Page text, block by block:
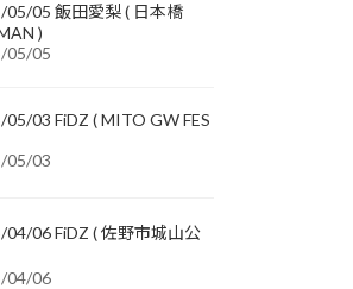
05/05 飯田愛梨 ( 日本橋
)
05/05
05/03 FiDZ ( MITO GW FES
05/03
04/06 FiDZ ( 佐野市城山公
04/06